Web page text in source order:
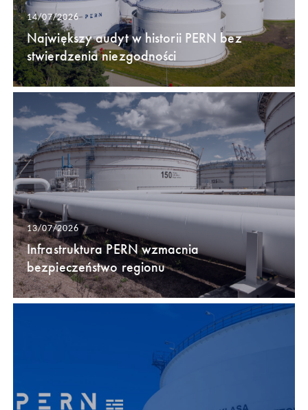
14/07/2026
Największy audyt w historii PERN bez
stwierdzenia niezgodności
13/07/2026
Infrastruktura PERN wzmacnia
bezpieczeństwo regionu